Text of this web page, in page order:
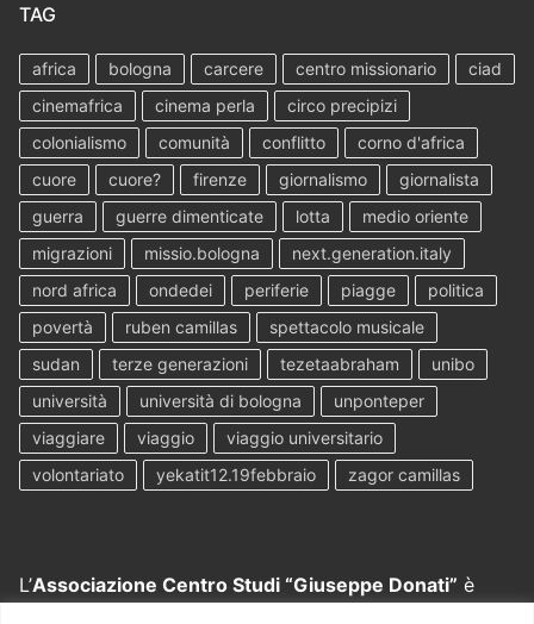
TAG
africa bologna carcere centro missionario
ciad
cinemafrica
cinema perla
circo precipizi
colonialismo
comunità conflitto
corno d'africa
cuore
cuore? firenze giornalismo
giornalista
guerra
guerre dimenticate lotta
medio oriente
migrazioni
missio.bologna
next.generation.italy
nord africa
ondedei periferie piagge
politica
povertà
ruben camillas
spettacolo musicale
sudan
terze generazioni tezetaabraham
unibo
università
università di bologna
unponteper
viaggiare
viaggio
viaggio universitario
volontariato
yekatit12.19febbraio zagor camillas
L’Associazione Centro Studi “Giuseppe Donati” è